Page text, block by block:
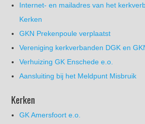
Internet- en mailadres van het
Kerken
GKN Prekenpoule verplaatst
Vereniging kerkverbanden DGK en
Verhuizing GK Enschede e.o.
Aansluiting bij het Meldpunt Misbruik
Kerken
GK Amersfoort e.o.